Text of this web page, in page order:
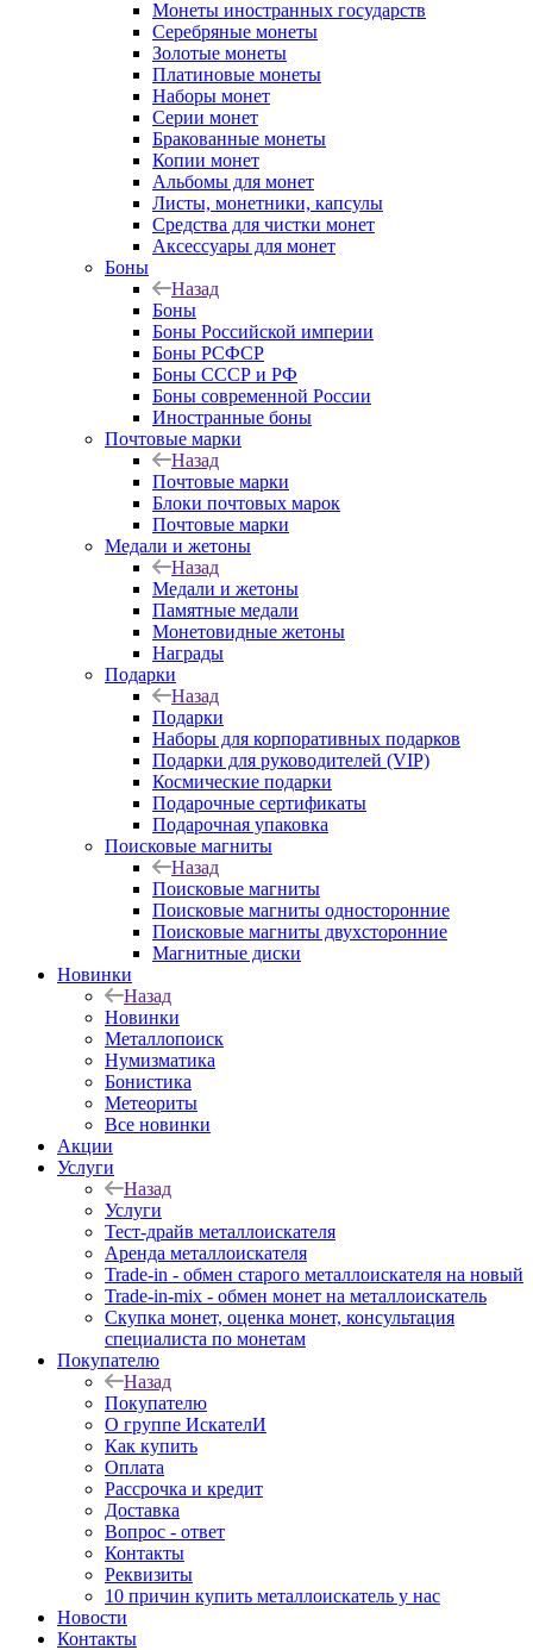
Монеты иностранных государств
Серебряные монеты
Золотые монеты
Платиновые монеты
Наборы монет
Серии монет
Бракованные монеты
Копии монет
Альбомы для монет
Листы, монетники, капсулы
Средства для чистки монет
Аксессуары для монет
Боны
Назад
Боны
Боны Российской империи
Боны РСФСР
Боны СССР и РФ
Боны современной России
Иностранные боны
Почтовые марки
Назад
Почтовые марки
Блоки почтовых марок
Почтовые марки
Медали и жетоны
Назад
Медали и жетоны
Памятные медали
Монетовидные жетоны
Награды
Подарки
Назад
Подарки
Наборы для корпоративных подарков
Подарки для руководителей (VIP)
Космические подарки
Подарочные сертификаты
Подарочная упаковка
Поисковые магниты
Назад
Поисковые магниты
Поисковые магниты односторонние
Поисковые магниты двухсторонние
Магнитные диски
Новинки
Назад
Новинки
Металлопоиск
Нумизматика
Бонистика
Метеориты
Все новинки
Акции
Услуги
Назад
Услуги
Тест-драйв металлоискателя
Аренда металлоискателя
Trade-in - обмен старого металлоискателя на новый
Trade-in-mix - обмен монет на металлоискатель
Скупка монет, оценка монет, консультация
специалиста по монетам
Покупателю
Назад
Покупателю
О группе ИскателИ
Как купить
Оплата
Рассрочка и кредит
Доставка
Вопрос - ответ
Контакты
Реквизиты
10 причин купить металлоискатель у нас
Новости
Контакты